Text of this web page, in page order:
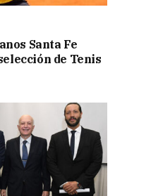
Santa Fe
de Tenis